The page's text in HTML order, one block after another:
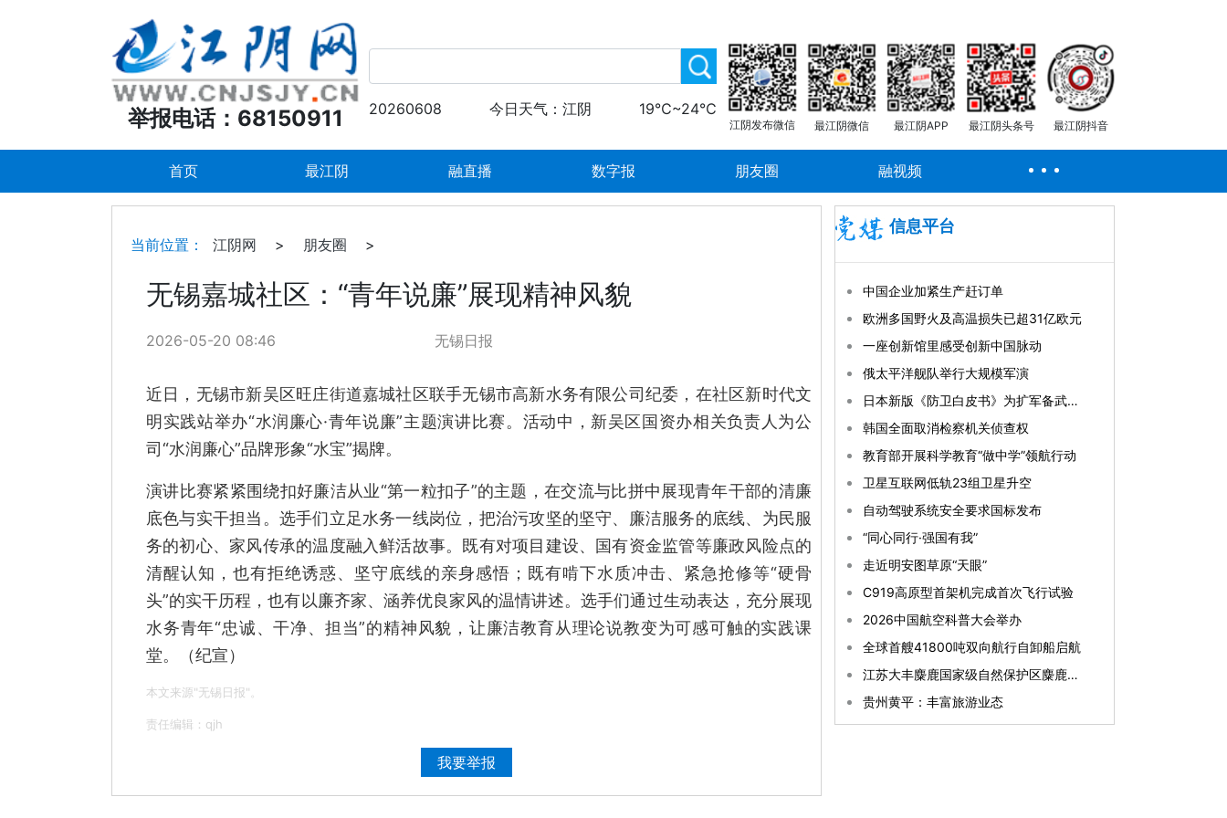
举报电话：68150911 20260608 今日天气：江阴 19℃~24℃
江阴发布微信 最江阴微信 最江阴APP 最江阴头条号 最江阴抖音
首页 最江阴 融直播 数字报 朋友圈 融视频
当前位置： 江阴网 > 朋友圈 >
无锡嘉城社区：“青年说廉”展现精神风貌
2026-05-20 08:46 无锡日报
近日，无锡市新吴区旺庄街道嘉城社区联手无锡市高新水务有限公司纪委，在社区新时代文
明实践站举办“水润廉心·青年说廉”主题演讲比赛。活动中，新吴区国资办相关负责人为公
司“水润廉心”品牌形象“水宝”揭牌。
演讲比赛紧紧围绕扣好廉洁从业“第一粒扣子”的主题，在交流与比拼中展现青年干部的清廉
底色与实干担当。选手们立足水务一线岗位，把治污攻坚的坚守、廉洁服务的底线、为民服
务的初心、家风传承的温度融入鲜活故事。既有对项目建设、国有资金监管等廉政风险点的
清醒认知，也有拒绝诱惑、坚守底线的亲身感悟；既有啃下水质冲击、紧急抢修等“硬骨
头”的实干历程，也有以廉齐家、涵养优良家风的温情讲述。选手们通过生动表达，充分展现
水务青年“忠诚、干净、担当”的精神风貌，让廉洁教育从理论说教变为可感可触的实践课
堂。（纪宣）
本文来源"无锡日报"。
责任编辑：qjh
我要举报
信息平台
中国企业加紧生产赶订单
欧洲多国野火及高温损失已超31亿欧元
一座创新馆里感受创新中国脉动
俄太平洋舰队举行大规模军演
日本新版《防卫白皮书》为扩军备武铺路
韩国全面取消检察机关侦查权
教育部开展科学教育“做中学”领航行动
卫星互联网低轨23组卫星升空
自动驾驶系统安全要求国标发布
“同心同行·强国有我”
走近明安图草原“天眼”
C919高原型首架机完成首次飞行试验
2026中国航空科普大会举办
全球首艘41800吨双向航行自卸船启航
江苏大丰麋鹿国家级自然保护区麋鹿种群数量已突破8800头
贵州黄平：丰富旅游业态